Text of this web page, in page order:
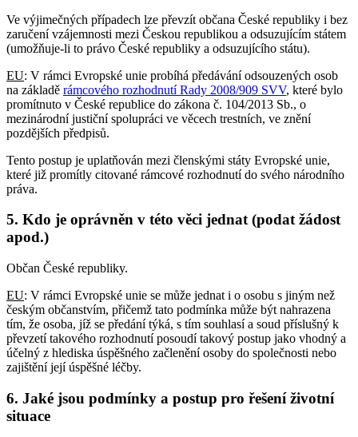
Ve výjimečných případech lze převzít občana České republiky i bez
zaručení vzájemnosti mezi Českou republikou a odsuzujícím státem
(umožňuje-li to právo České republiky a odsuzujícího státu).
EU: V rámci Evropské unie probíhá předávání odsouzených osob
na základě rámcového rozhodnutí Rady 2008/909 SVV, které bylo
promítnuto v České republice do zákona č. 104/2013 Sb., o
mezinárodní justiční spolupráci ve věcech trestních, ve znění
pozdějších předpisů.
Tento postup je uplatňován mezi členskými státy Evropské unie,
které již promítly citované rámcové rozhodnutí do svého národního
práva.
5. Kdo je oprávněn v této věci jednat (podat žádost
apod.)
Občan České republiky.
EU: V rámci Evropské unie se může jednat i o osobu s jiným než
českým občanstvím, přičemž tato podmínka může být nahrazena
tím, že osoba, jíž se předání týká, s tím souhlasí a soud příslušný k
převzetí takového rozhodnutí posoudí takový postup jako vhodný a
účelný z hlediska úspěšného začlenění osoby do společnosti nebo
zajištění její úspěšné léčby.
6. Jaké jsou podmínky a postup pro řešení životní
situace